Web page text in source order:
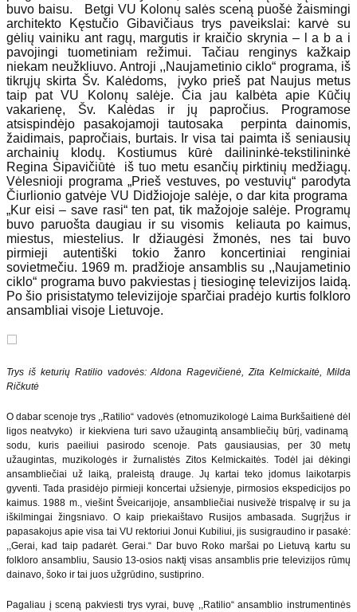
buvo baisu. Betgi VU Kolonų salės sceną puošė žaismingi
architekto Kęstučio Gibavičiaus trys paveikslai: karvė su
gėlių vainiku ant ragų, margutis ir kraičio skrynia – l a b a i
pavojingi tuometiniam režimui. Tačiau renginys kažkaip
niekam neužkliuvo. Antroji ,,Naujametinio ciklo“ programa, iš
tikrųjų skirta Šv. Kalėdoms, įvyko prieš pat Naujus metus
taip pat VU Kolonų salėje. Čia jau kalbėta apie Kūčių
vakarienę, Šv. Kalėdas ir jų papročius. Programose
atsispindėjo pasakojamoji tautosaka perpinta dainomis,
žaidimais, papročiais, burtais. Ir visa tai paimta iš seniausių
archainių klodų. Kostiumus kūrė dailininkė­-tekstilininkė
Regina Sipavičiūtė iš tuo metu esančių pirktinių medžiagų.
Vėlesnioji programa „Prieš vestuves, po vestuvių“ parodyta
Čiurlionio gatvėje VU Didžiojoje salėje, o dar kita programa
„Kur eisi – save rasi“ ten pat, tik mažojoje salėje. Programų
buvo paruošta daugiau ir su visomis keliauta po kaimus,
miestus, miestelius. Ir džiaugėsi žmonės, nes tai buvo
pirmieji autentiški tokio žanro koncertiniai renginiai
sovietmečiu. 1969 m. pradžioje ansamblis su ,,Naujametinio
ciklo“ programa buvo pakviestas į tiesioginę televizijos laidą.
Po šio prisistatymo televizijoje sparčiai pradėjo kurtis folkloro
ansambliai visoje Lietuvoje.
Trys iš keturių Ratilio vadovės: Aldona Ragevičienė, Zita Kelmickaitė, Milda
Ričkutė
O dabar scenoje trys ,,Ratilio“ vadovės (etnomuzikologė Laima Burkšaitienė dėl
ligos neatvyko) ir kiekviena turi savo užaugintą ansambliečių būrį, vadinamą
sodu, kuris paeiliui pasirodo scenoje. Pats gausiausias, per 30 metų
užaugintas, muzikologės ir žurnalistės Zitos Kelmickaitės. Todėl jai dėkingi
ansambliečiai už laiką, praleistą drauge. Jų kartai teko įdomus laikotarpis
gyventi. Tada prasidėjo pirmieji koncertai užsienyje, pirmosios ekspedicijos po
kaimus. 1988 m., viešint Šveicarijoje, ansambliečiai nusivežė trispalvę ir su ja
iškilmingai žingsniavo. O kaip priekaištavo Rusijos ambasada. Sugrįžus ir
papasakojus apie visa tai VU rektoriui Jonui Kubiliui, jis susigraudino ir pasakė:
,,Gerai, kad taip padarėt. Gerai.“ Dar buvo Roko maršai po Lietuvą kartu su
folkloro ansambliu, Sausio 13-osios naktį visas ansamblis prie televizijos rūmų
dainavo, šoko ir tai juos užgrūdino, sustiprino.
Pagaliau į sceną pakviesti trys vyrai, buvę ,,Ratilio“ ansamblio instrumentinės